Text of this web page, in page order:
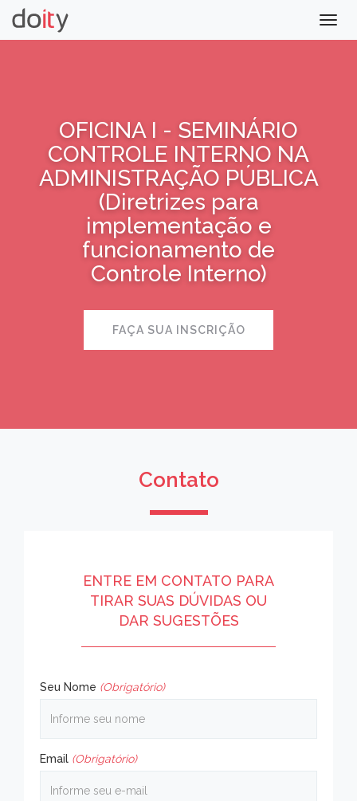
OFICINA I - SEMINÁRIO
CONTROLE INTERNO NA
ADMINISTRAÇÃO PÚBLICA
(Diretrizes para
implementação e
funcionamento de
Controle Interno)
FAÇA SUA INSCRIÇÃO
Contato
ENTRE EM CONTATO PARA
TIRAR SUAS DÚVIDAS OU
DAR SUGESTÕES
Seu Nome (Obrigatório)
Email (Obrigatório)